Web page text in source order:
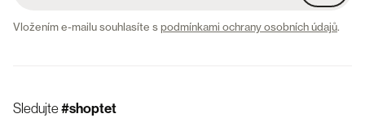
Vložením e-mailu souhlasíte spodmínkami ochrany osobních údajů.
Sledujte#shoptet